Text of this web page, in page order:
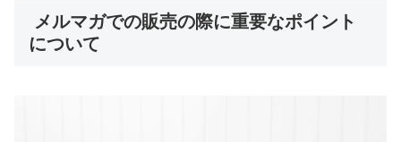
メルマガでの販売の際に重要なポイント
について